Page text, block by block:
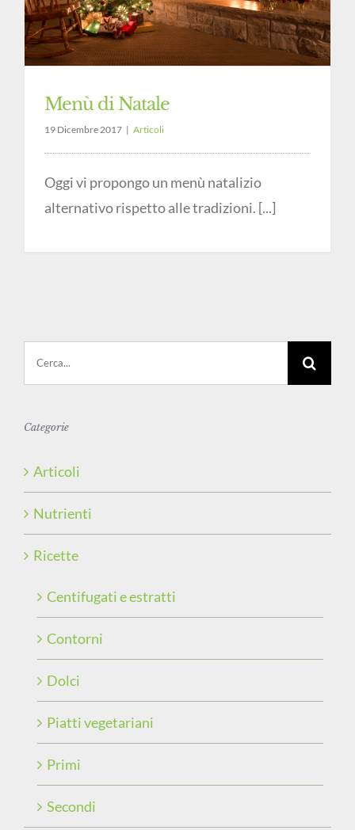
Menù di Natale
19 Dicembre 2017 | Articoli
Oggi vi propongo un menù natalizio
alternativo rispetto alle tradizioni. [...]
Categorie
Articoli
Nutrienti
Ricette
Centifugati e estratti
Contorni
Dolci
Piatti vegetariani
Primi
Secondi